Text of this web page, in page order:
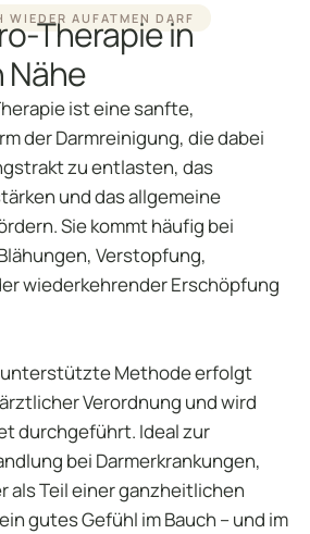
AUFATMEN DARF
Therapie in
Nähe
ist eine sanfte,
der Darmreinigung, die dabei
zu entlasten, das
und das allgemeine
Sie kommt häufig bei
Verstopfung,
wiederkehrender Erschöpfung
unterstützte Methode erfolgt
Verordnung und wird
durchgeführt. Ideal zur
bei Darmerkrankungen,
als Teil einer ganzheitlichen
gutes Gefühl im Bauch – und im